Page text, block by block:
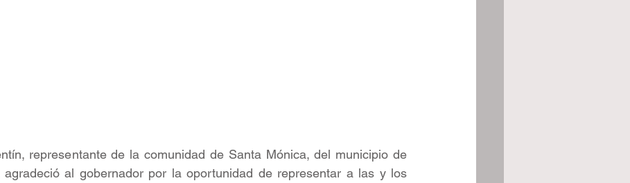
representante de la comunidad de Santa Mónica, del municipio de
agradeció al gobernador por la oportunidad de representar a las y los